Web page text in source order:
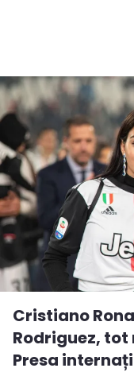
Cristiano
Rodriguez,
Presa